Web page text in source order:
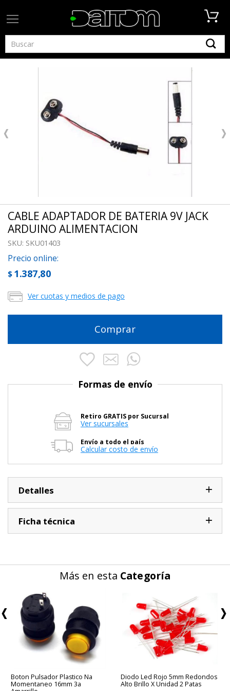
CABLE ADAPTADOR DE BATERIA 9V JACK
ARDUINO ALIMENTACION
SKU: SKU01403
Precio online:
$1.387,80
Ver cuotas y medios de pago
Comprar
Formas de envío
Retiro GRATIS por Sucursal
Ver sucursales
Envío a todo el país
Calcular costo de envío
Detalles
Ficha técnica
Más en esta Categoría
Boton Pulsador Plastico Na
Momentaneo 16mm 3a
Diodo Led Rojo 5mm Redondos
Alto Brillo X Unidad 2 Patas